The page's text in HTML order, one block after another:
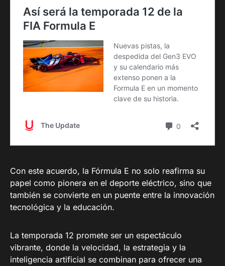
Con este acuerdo, la Fórmula E no solo reafirma su
papel como pionera en el deporte eléctrico, sino que
también se convierte en un puente entre la innovación
tecnológica y la educación.
La temporada 12 promete ser un espectáculo
vibrante, donde la velocidad, la estrategia y la
inteligencia artificial se combinan para ofrecer una